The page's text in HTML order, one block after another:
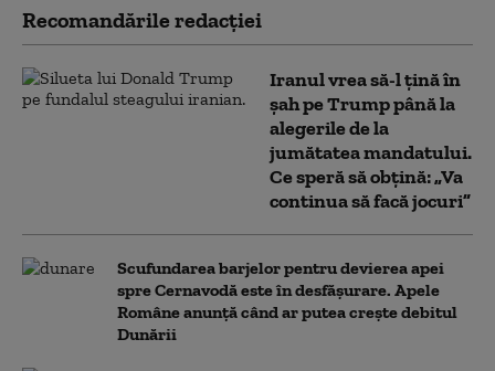
Recomandările redacţiei
Iranul vrea să-l țină în
șah pe Trump până la
alegerile de la
jumătatea mandatului.
Ce speră să obțină: „Va
continua să facă jocuri”
Scufundarea barjelor pentru devierea apei
spre Cernavodă este în desfășurare. Apele
Române anunță când ar putea crește debitul
Dunării